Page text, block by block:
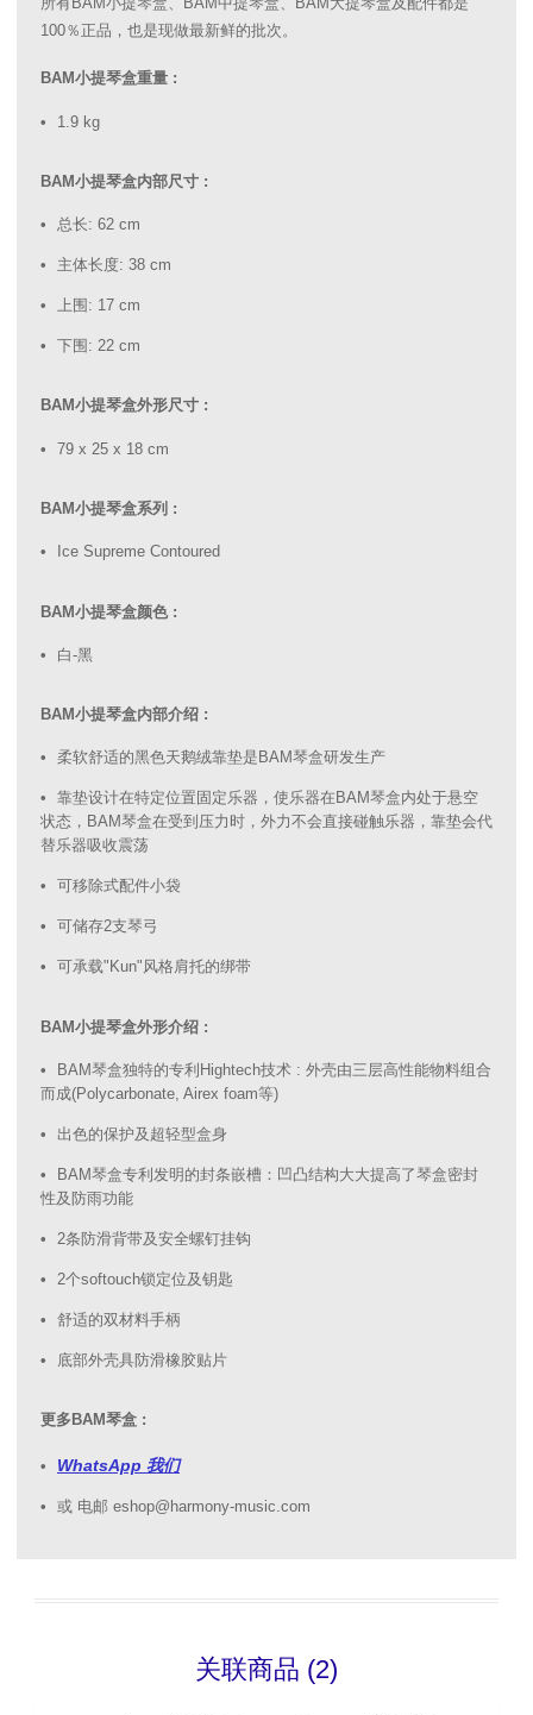
100％正品，也是现做最新鲜的批次。
BAM小提琴盒重量 :
1.9 kg
BAM小提琴盒内部尺寸 :
总长: 62 cm
主体长度: 38 cm
上围: 17 cm
下围: 22 cm
BAM小提琴盒外形尺寸 :
79 x 25 x 18 cm
BAM小提琴盒系列 :
Ice Supreme Contoured
BAM小提琴盒颜色 :
白-黑
BAM小提琴盒内部介绍 :
柔软舒适的黑色天鹅绒靠垫是BAM琴盒研发生产
靠垫设计在特定位置固定乐器，使乐器在BAM琴盒内处于悬空
状态，BAM琴盒在受到压力时，外力不会直接碰触乐器，靠垫会代
替乐器吸收震荡
可移除式配件小袋
可储存2支琴弓
可承载"Kun"风格肩托的绑带
BAM小提琴盒外形介绍 :
BAM琴盒独特的专利Hightech技术 : 外壳由三层高性能物料组合
而成(Polycarbonate, Airex foam等)
出色的保护及超轻型盒身
BAM琴盒专利发明的封条嵌槽：凹凸结构大大提高了琴盒密封
性及防雨功能
2条防滑背带及安全螺钉挂钩
2个softouch锁定位及钥匙
舒适的双材料手柄
底部外壳具防滑橡胶贴片
更多BAM琴盒 :
WhatsApp 我们
或 电邮 eshop@harmony-music.com
关联商品 (2)